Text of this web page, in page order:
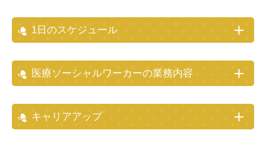
1日のスケジュール
医療ソーシャルワーカーの業務内容
キャリアアップ